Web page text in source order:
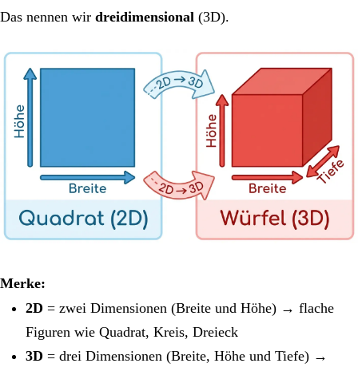
Das nennen wir dreidimensional (3D).
Merke:
2D = zwei Dimensionen (Breite und Höhe) → flache
Figuren wie Quadrat, Kreis, Dreieck
3D = drei Dimensionen (Breite, Höhe und Tiefe) →